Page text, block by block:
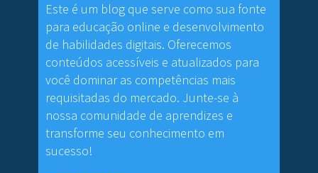
Este é um blog que serve como sua fonte
para educação online e desenvolvimento
de habilidades digitais. Oferecemos
conteúdos acessíveis e atualizados para
você dominar as competências mais
requisitadas do mercado. Junte-se à
nossa comunidade de aprendizes e
transforme seu conhecimento em
sucesso!